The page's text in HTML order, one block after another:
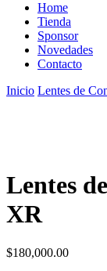
Home
Tienda
Sponsor
Novedades
Contacto
Inicio Lentes de
Lentes
XR
$180,000.00